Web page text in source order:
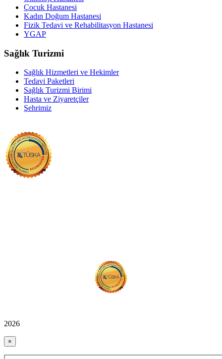
Çocuk Hastanesi
Kadın Doğum Hastanesi
Fizik Tedavi ve Rehabilitasyon Hastanesi
YGAP
Sağlık Turizmi
Sağlık Hizmetleri ve Hekimler
Tedavi Paketleri
Sağlık Turizmi Birimi
Hasta ve Ziyaretçiler
Şehrimiz
2026
×